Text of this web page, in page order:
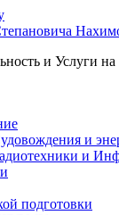
и Услуги
и
и
подготовки